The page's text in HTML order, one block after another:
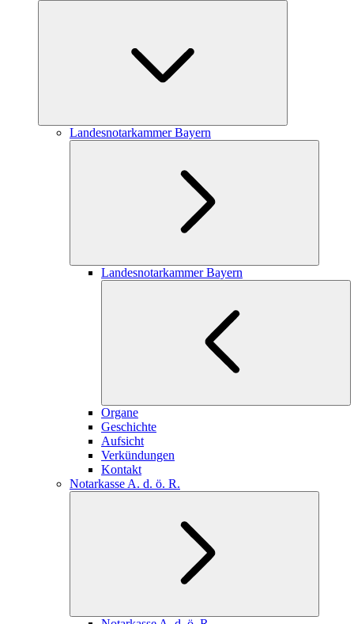
Landesnotarkammer Bayern
Landesnotarkammer Bayern
Organe
Geschichte
Aufsicht
Verkündungen
Kontakt
Notarkasse A. d. ö. R.